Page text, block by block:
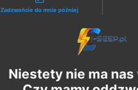
Zadzwońcie do mnie później
Niestety nie ma